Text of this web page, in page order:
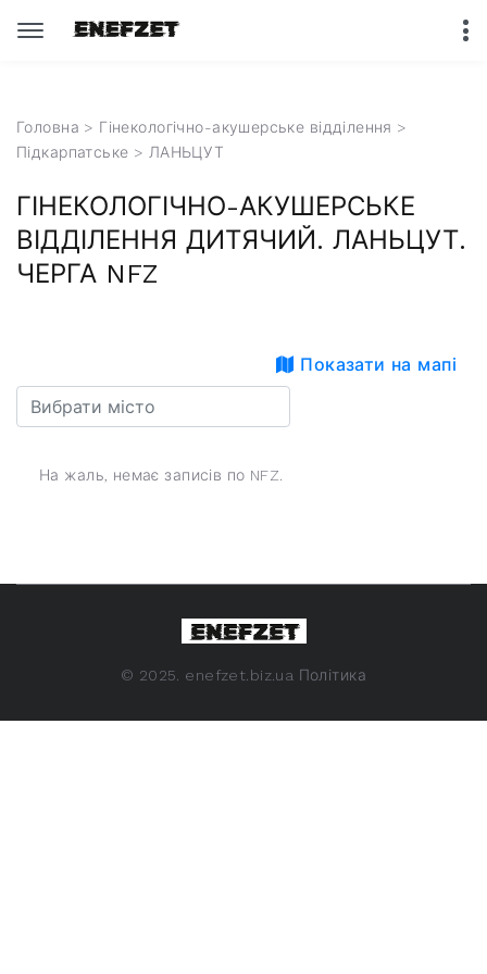
Головна > Гінекологічно-акушерське відділення >
Підкарпатське > ЛАНЬЦУТ
ГІНЕКОЛОГІЧНО-АКУШЕРСЬКЕ
ВІДДІЛЕННЯ ДИТЯЧИЙ. ЛАНЬЦУТ.
ЧЕРГА NFZ
Показати на мапі
На жаль, немає записів по NFZ.
© 2025. enefzet.biz.ua Політика